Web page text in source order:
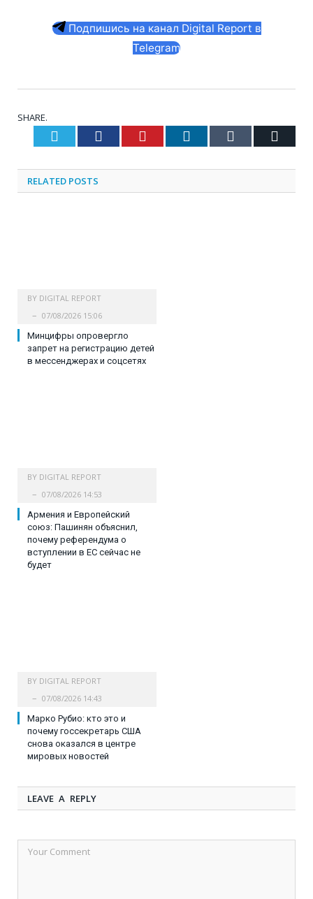
Подпишись на канал Digital Report в
Telegram
SHARE.
Twitter Facebook Pinterest LinkedIn Tumblr
RELATED POSTS
BY DIGITAL REPORT
07/08/2026 15:06
Минцифры опровергло
запрет на регистрацию детей
в мессенджерах и соцсетях
BY DIGITAL REPORT
07/08/2026 14:53
Армения и Европейский
союз: Пашинян объяснил,
почему референдума о
вступлении в ЕС сейчас не
будет
BY DIGITAL REPORT
07/08/2026 14:43
Марко Рубио: кто это и
почему госсекретарь США
снова оказался в центре
мировых новостей
LEAVE A REPLY